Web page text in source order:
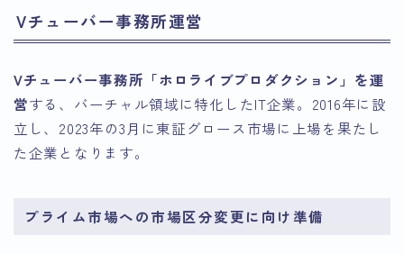
Vチューバー事務所運営
Vチューバー事務所「ホロライブプロダクション」を運
営する、バーチャル領域に特化したIT企業。2016年に設
立し、2023年の3月に東証グロース市場に上場を果たし
た企業となります。
プライム市場への市場区分変更に向け準備